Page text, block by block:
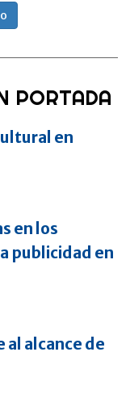
PORTADA
en
en los
publicidad en
al alcance de